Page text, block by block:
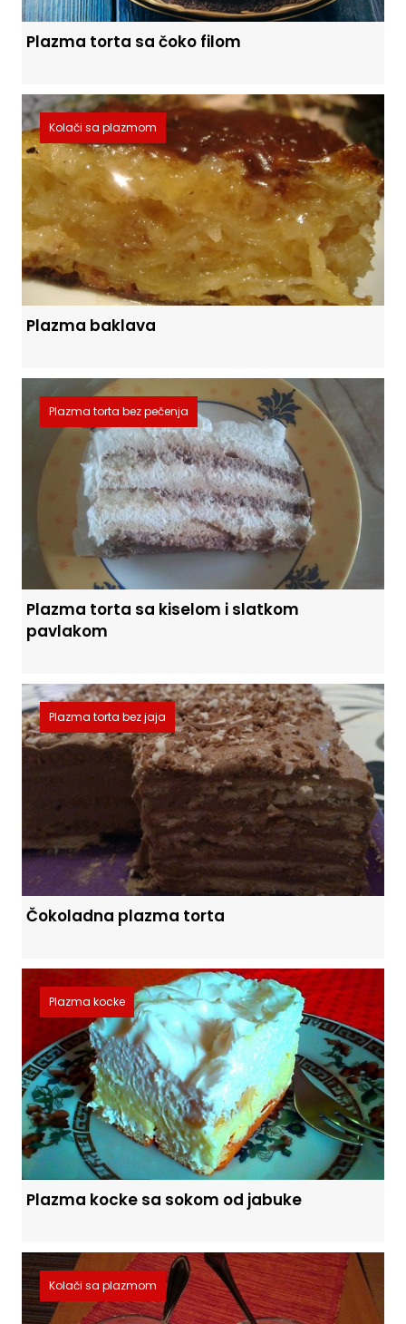
Plazma torta sa čoko filom
Kolači sa plazmom
Plazma baklava
Plazma torta bez pečenja
Plazma torta sa kiselom i slatkom
pavlakom
Plazma torta bez jaja
Čokoladna plazma torta
Plazma kocke
Plazma kocke sa sokom od jabuke
Kolači sa plazmom